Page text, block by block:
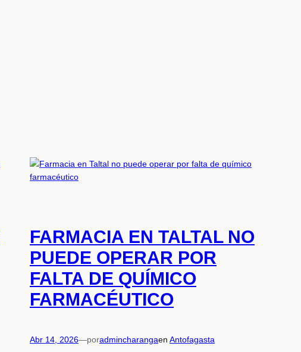
FARMACIA EN TALTAL NO
PUEDE OPERAR POR
FALTA DE QUÍMICO
FARMACÉUTICO
Abr 14, 2026—poradmincharangaen Antofagasta